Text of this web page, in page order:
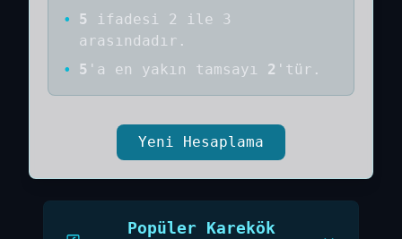
•
5
ifadesi 2 ile 3
arasındadır.
•
5 'a en yakın tamsayı 2 'tür.
Yeni Hesaplama
Popüler Karekök